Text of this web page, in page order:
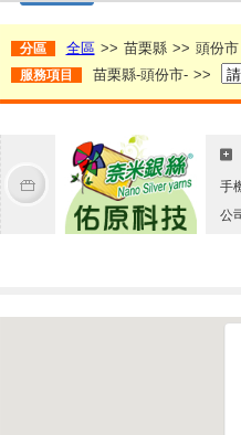
分區 全區 >> 苗栗縣 >> 頭份市
服務項目 苗栗縣-頭份市- >>
手
公